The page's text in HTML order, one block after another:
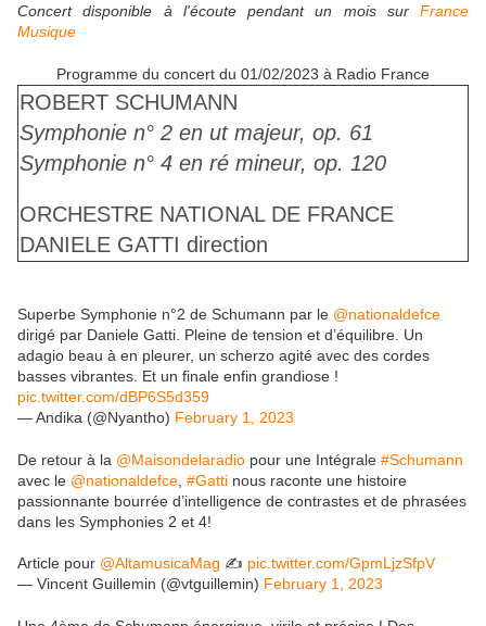
Concert disponible à l'écoute pendant un mois sur France
Musique
Programme du concert du 01/02/2023 à Radio France
ROBERT SCHUMANN
Symphonie n° 2 en ut majeur, op. 61
Symphonie n° 4 en ré mineur, op. 120
ORCHESTRE NATIONAL DE FRANCE
DANIELE GATTI direction
Superbe Symphonie n°2 de Schumann par le @nationaldefce
dirigé par Daniele Gatti. Pleine de tension et d’équilibre. Un
adagio beau à en pleurer, un scherzo agité avec des cordes
basses vibrantes. Et un finale enfin grandiose !
pic.twitter.com/dBP6S5d359
— Andika (@Nyantho) February 1, 2023
De retour à la @Maisondelaradio pour une Intégrale #Schumann
avec le @nationaldefce #Gatti nous raconte une histoire
passionnante bourrée d’intelligence de contrastes et de phrasées
dans les Symphonies 2 et 4!
Article pour @AltamusicaMag ✍️ pic.twitter.com/GpmLjzSfpV
— Vincent Guillemin (@vtguillemin) February 1, 2023